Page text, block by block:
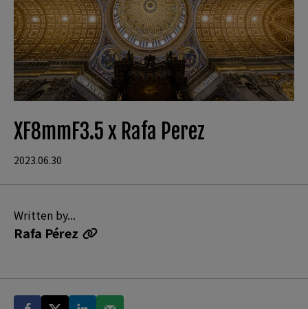
XF8mmF3.5 x Rafa Perez
2023.06.30
Written by...
Rafa Pérez